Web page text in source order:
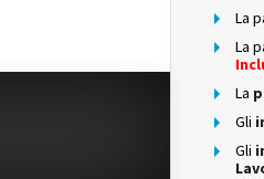
La
La
La
Gli
Gli